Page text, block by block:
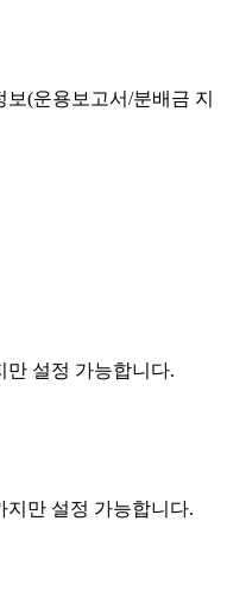
보(운용보고서/분배금 지
만 설정 가능합니다.
지만 설정 가능합니다.